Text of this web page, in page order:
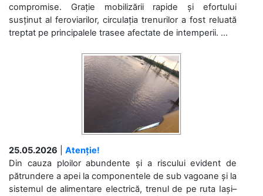
compromise. Grație mobilizării rapide și efortului
susținut al feroviarilor, circulația trenurilor a fost reluată
treptat pe principalele trasee afectate de intemperii. ...
25.05.2026
Atenție!
Din cauza ploilor abundente și a riscului evident de
pătrundere a apei la componentele de sub vagoane și la
sistemul de alimentare electrică, trenul de pe ruta Iași–